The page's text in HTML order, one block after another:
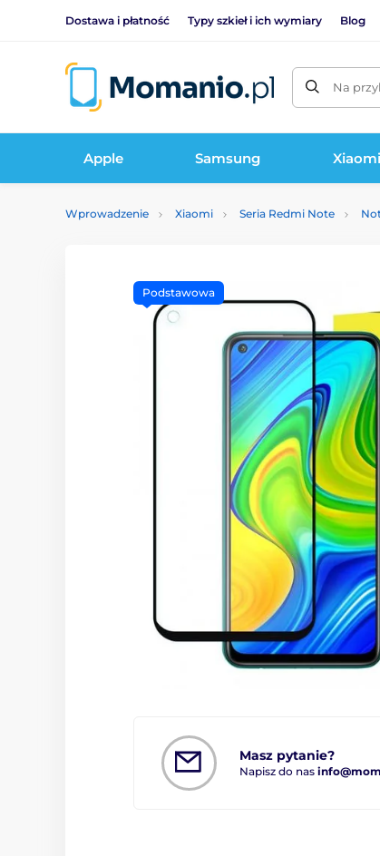
Dostawa i płatność Typy szkieł i ich wymiary Blog
Na
Apple Samsung Xiaomi
Wprowadzenie Xiaomi Seria Redmi Note
Masz pytanie?
Napisz do nas
Podstawowa